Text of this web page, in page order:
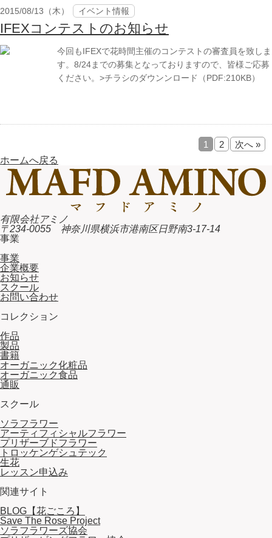
2015/08/13（木） イベント情報
IFEXコンテストのお知らせ
今回もIFEXで花時間主催のコンテストの審査員を致しま
す。8/24までの募集となっておりますので、皆様ご応募
ください。>チラシのダウンンロード（PDF:210KB）
1 2
次へ »
ホームへ戻る
有限会社アミノ
〒234-0055 神奈川県横浜市港南区日野南3-17-14
事業
事業
企業概要
お知らせ
スクール
お問い合わせ
コレクション
作品
製品
書籍
オーガニック化粧品
オーガニック食品
通販
スクール
ソラフラワー
アーティフィシャルフラワー
プリザーブドフラワー
トロッケンゲシュテック
生花
レッスン申込み
関連サイト
BLOG【花ごころ】
Save The Rose Project
ソラフラワーズ協会